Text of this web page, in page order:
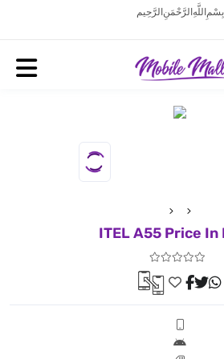
بِسْمِ اللَّهِ الرَّحْمَنِ الرَّحِيم
ITEL A55 Price In